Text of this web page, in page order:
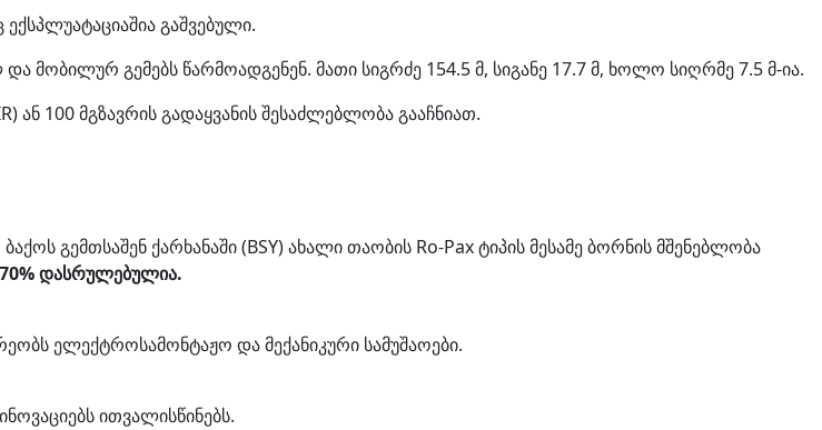
ექსპლუატაციაშია გაშვებული.
მობილურ გემებს წარმოადგენენ. მათი სიგრძე 154.5 მ, სიგანე 17.7 მ, ხოლო სიღრმე 7.5 მ-ია.
100 მგზავრის გადაყვანის შესაძლებლობა გააჩნიათ.
გემთსაშენ ქარხანაში (BSY) ახალი თაობის Ro-Pax ტიპის მესამე ბორნის მშენებლობა
70% დასრულებულია.
ელექტროსამონტაჟო და მექანიკური სამუშაოები.
ითვალისწინებს.